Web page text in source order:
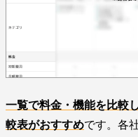
一覧で料金・機能を比較
較表がおすすめです。各